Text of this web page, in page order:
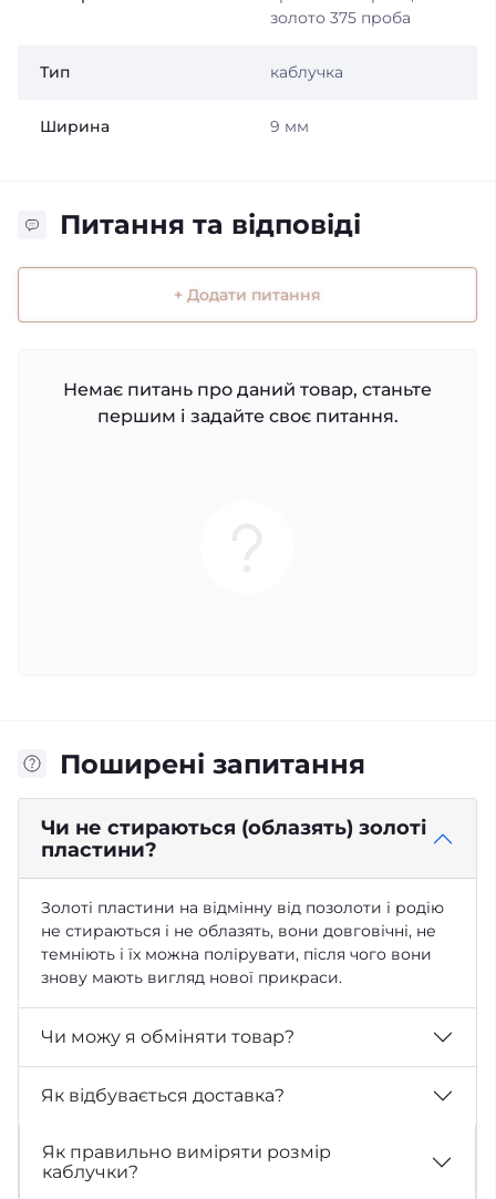
золото 375 проба
Тип каблучка
Ширина 9 мм
Питання та відповіді
+ Додати питання
Немає питань про даний товар, станьте
першим і задайте своє питання.
Поширені запитання
Чи не стираються (облазять) золоті
пластини?
Золоті пластини на відмінну від позолоти і родію
не стираються і не облазять, вони довговічні, не
темніють і їх можна полірувати, після чого вони
знову мають вигляд нової прикраси.
Чи можу я обміняти товар?
Як відбувається доставка?
Як правильно виміряти розмір
каблучки?